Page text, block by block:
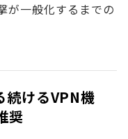
が一般化するまでの
続けるVPN機
奨